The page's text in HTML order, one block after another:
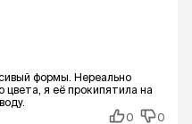
формы. Нереально
цвета, я её прокипятила на
0 0